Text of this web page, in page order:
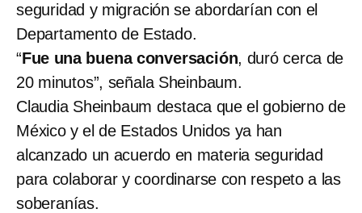
seguridad y migración se abordarían con el
Departamento de Estado.
“Fue una buena conversación, duró cerca de
20 minutos”, señala Sheinbaum.
Claudia Sheinbaum destaca que el gobierno de
México y el de Estados Unidos ya han
alcanzado un acuerdo en materia seguridad
para colaborar y coordinarse con respeto a las
soberanías.